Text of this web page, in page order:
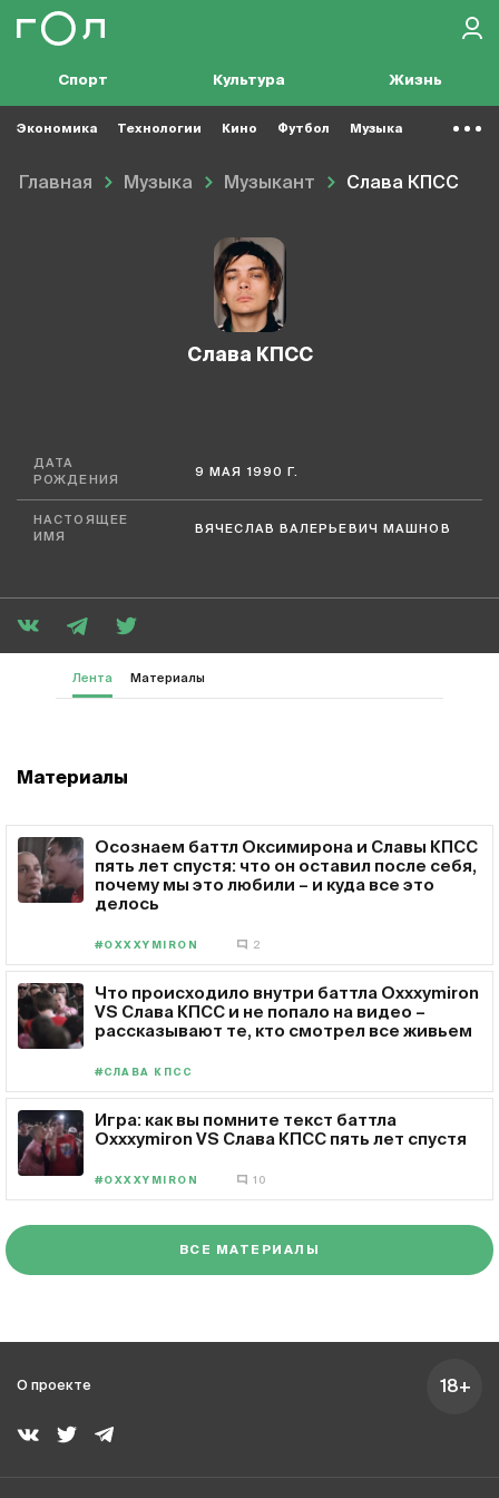
Спорт Культура Жизнь
Экономика Технологии Кино Футбол Музыка
Главная Музыка Музыкант Слава КПСС
Слава КПСС
ДАТА
РОЖДЕНИЯ
9 МАЯ 1990 Г.
НАСТОЯЩЕЕ
ИМЯ
ВЯЧЕСЛАВ ВАЛЕРЬЕВИЧ МАШНОВ
Лента Материалы
Материалы
Осознаем баттл Оксимирона и Славы КПСС
пять лет спустя: что он оставил после себя,
почему мы это любили – и куда все это
делось
#OXXXYMIRON 2
Что происходило внутри баттла Oxxxymiron
VS Слава КПСС и не попало на видео –
рассказывают те, кто смотрел все живьем
#СЛАВА КПСС
Игра: как вы помните текст баттла
Oxxxymiron VS Слава КПСС пять лет спустя
#OXXXYMIRON 10
ВСЕ МАТЕРИАЛЫ
О проекте 18+